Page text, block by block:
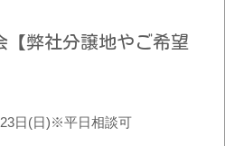
【弊社分譲地やご希望
日(日)※平日相談可